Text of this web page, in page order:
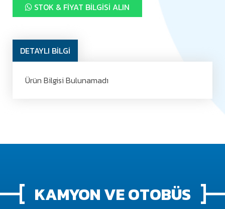
STOK & FIYAT BILGISI ALIN
DETAYLI BİLGİ
Ürün Bilgisi Bulunamadı
KAMYON VE OTOBÜS